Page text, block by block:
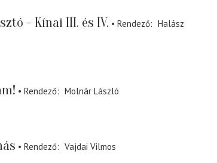
- Kínai III. és IV. Rendező
Halász
Rendező
Molnár László
Rendező
Vajdai Vilmos